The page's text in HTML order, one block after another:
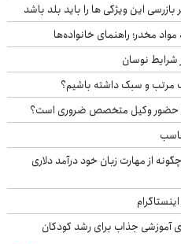
این ویژگی ها را باید بلد باشد
نوسان
و سبک داشته باشیم؟
چرا حضور وکیل متخصص ضروری است؟
از مهارت زبان خود درآمد دلاری
آموزشی جذاب برای رشد کودکان